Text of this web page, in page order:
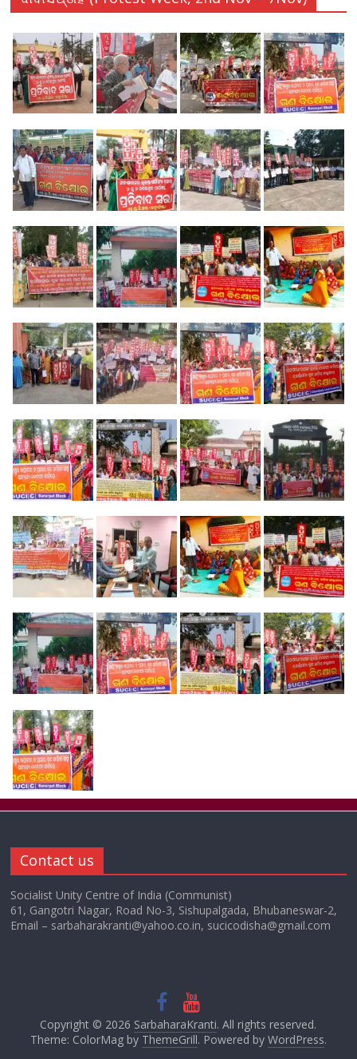
Contact us
Socialist Unity Centre of India (Communist)
61, Gangotri Nagar, Road No-3, Sishupalgada, Bhubaneswar-2,
Email – sarbaharakranti@yahoo.co.in, sucicodisha@gmail.com
Copyright © 2026 SarbaharaKranti. All rights reserved.
Theme: ColorMag by ThemeGrill. Powered by WordPress.